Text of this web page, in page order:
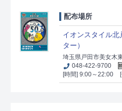
配布場所
イオンスタイル
ター）
埼玉県戸田市美女木
048-422-9700
[時間] 9:00～22:00